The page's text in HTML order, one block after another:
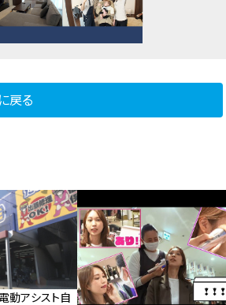
戻る
動アシスト自